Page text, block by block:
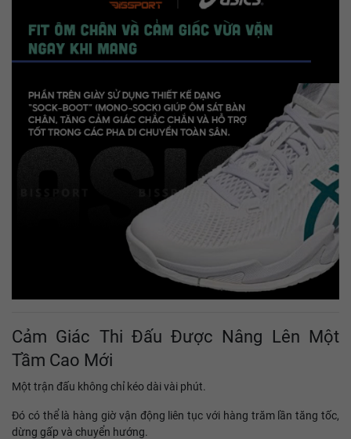
Cảm Giác Thi Đấu Được Nâng Lên Một
Tầm Cao Mới
Một trận đấu không chỉ kéo dài vài phút.
Đó có thể là hàng giờ vận động liên tục với hàng trăm lần tăng tốc,
dừng gấp và chuyển hướng.